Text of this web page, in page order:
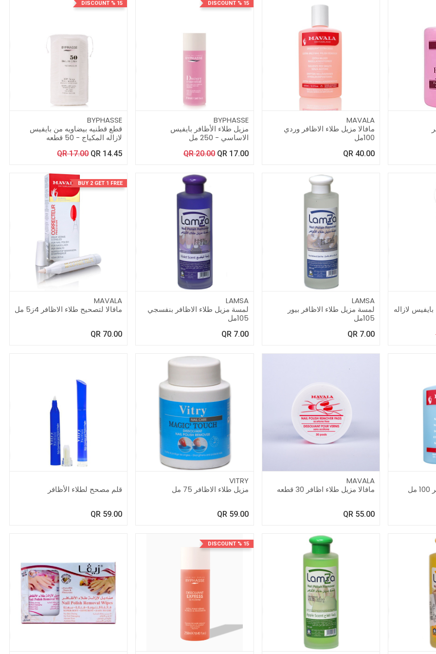
MAVALA
مافالا مزيل طلاء الاظافر وردي
100مل
QR 40.00
15 % DISCOUNT
BYPHASSE
مزيل طلاء الأظافر بايفيس
الاساسي - 250 مل
QR20.00 QR 17.00
15 % DISCOUNT
BYPHASSE
قطع قطنيه بيضاويه من بايفيس
لازاله المكياج - 50 قطعه
QR17.00 QR 14.45
لازاله
LAMSA
لمسة مزيل طلاء الاظافر بيور
105مل
QR 7.00
LAMSA
لمسة مزيل طلاء الاظافر بنفسجي
105مل
QR 7.00
BUY 2 GET 1 FREE
MAVALA
مافالا لتصحيح طلاء الاظافر 4ز5 مل
QR 70.00
MAVALA
مافالا مزيل طلاء اظافر 30 قطعه
QR 55.00
VITRY
مزيل طلاء الاظافر 75 مل
QR 59.00
قلم مصحح لطلاء الأظافر
QR 59.00
15 % DISCOUNT